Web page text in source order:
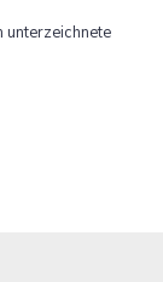
unterzeichnete